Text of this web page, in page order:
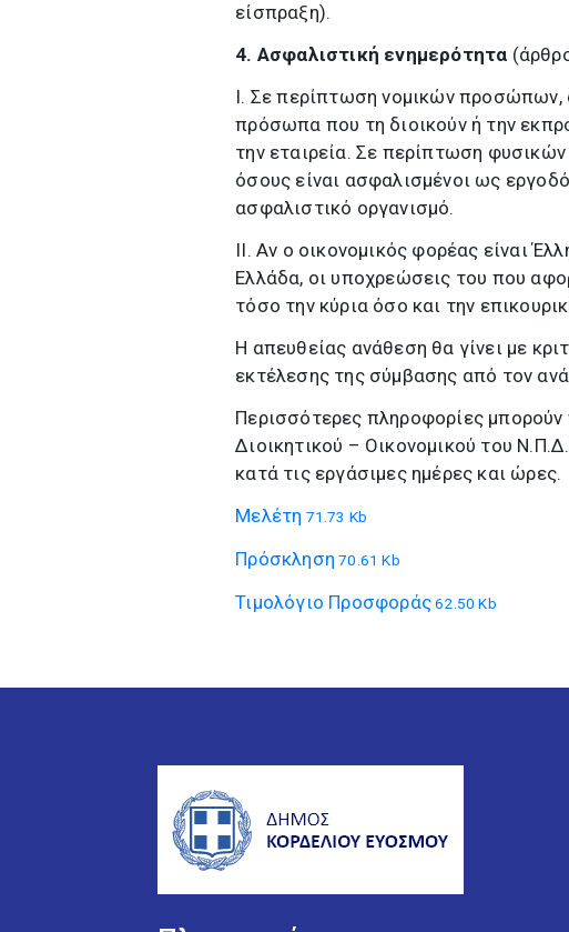
είσπραξη).
4. Ασφαλιστική ενημερότητα
I. Σε περίπτωση νομικών προσώπων,
πρόσωπα που τη διοικούν ή την
την εταιρεία. Σε περίπτωση
όσους είναι ασφαλισμένοι ως
ασφαλιστικό οργανισμό.
II. Αν ο οικονομικός φορέας είναι
Ελλάδα, οι υποχρεώσεις του που
τόσο την κύρια όσο και την
Η απευθείας ανάθεση θα γίνει με
εκτέλεσης της σύμβασης από τον
Περισσότερες πληροφορίες
Διοικητικού – Οικονομικού του
κατά τις εργάσιμες ημέρες και ώρες.
Μελέτη 71.73 Kb
Πρόσκληση 70.61 Kb
Τιμολόγιο Προσφοράς62.50 Kb